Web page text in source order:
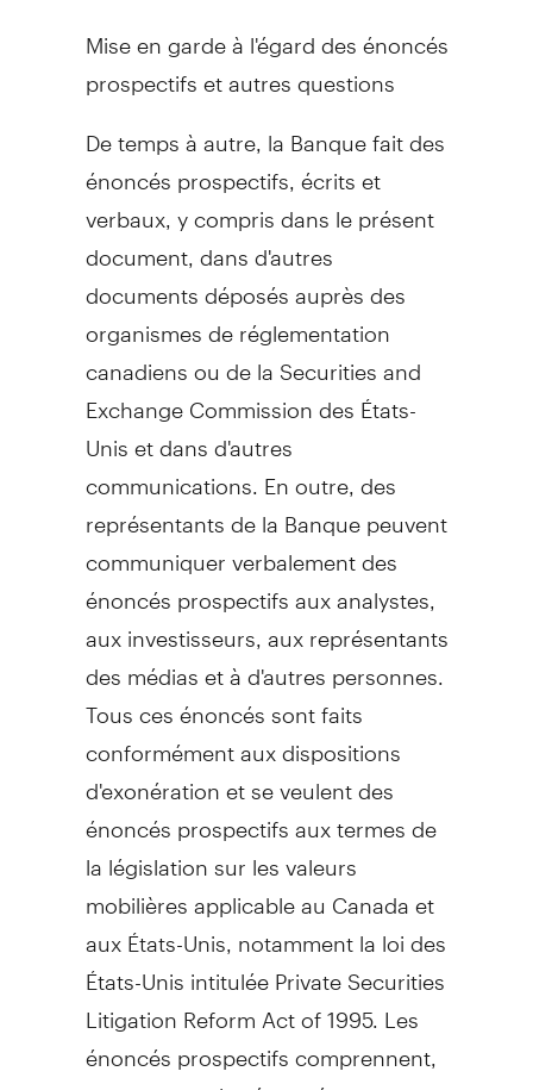
Mise en garde à l'égard des énoncés
prospectifs et autres questions
De temps à autre, la Banque fait des
énoncés prospectifs, écrits et
verbaux, y compris dans le présent
document, dans d'autres
documents déposés auprès des
organismes de réglementation
canadiens ou de la Securities and
Exchange Commission des États-
Unis et dans d'autres
communications. En outre, des
représentants de la Banque peuvent
communiquer verbalement des
énoncés prospectifs aux analystes,
aux investisseurs, aux représentants
des médias et à d'autres personnes.
Tous ces énoncés sont faits
conformément aux dispositions
d'exonération et se veulent des
énoncés prospectifs aux termes de
la législation sur les valeurs
mobilières applicable au Canada et
aux États-Unis, notamment la loi des
États-Unis intitulée Private Securities
Litigation Reform Act of 1995. Les
énoncés prospectifs comprennent,